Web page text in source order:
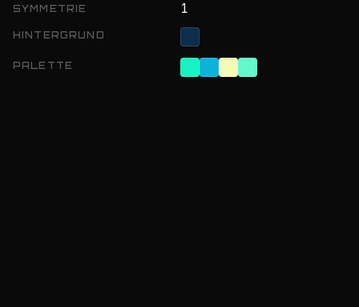
SYMMETRIE 1
HINTERGRUND
PALETTE